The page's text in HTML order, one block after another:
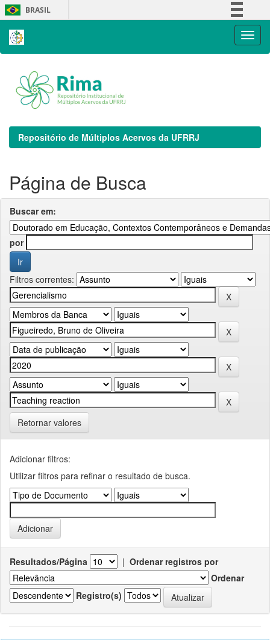
Skip
navigation
BRASIL
Repositório de Múltiplos Acervos da UFRRJ
Página de Busca
Buscar em:
por
Filtros correntes:
Retornar valores
Adicionar filtros:
Utilizar filtros para refinar o resultado de busca.
Resultados/Página | Ordenar registros por
Ordenar
Registro(s)